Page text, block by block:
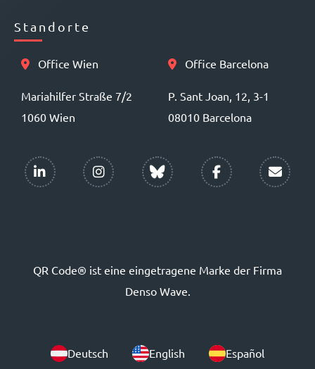
Standorte
Office Wien
Mariahilfer Straße 7/2
1060 Wien
Office Barcelona
P. Sant Joan, 12, 3-1
08010 Barcelona
QR Code® ist eine eingetragene Marke der Firma
Denso Wave.
Deutsch English Español